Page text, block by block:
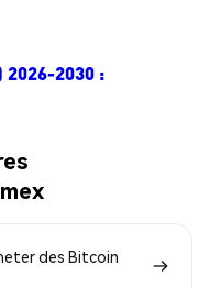
2030 :
des Bitcoin